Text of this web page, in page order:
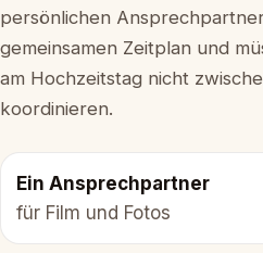
persönlichen
gemeinsamen Zeitplan und
am Hochzeitstag nicht
koordinieren.
Ein Ansprechpartner
für Film und Fotos